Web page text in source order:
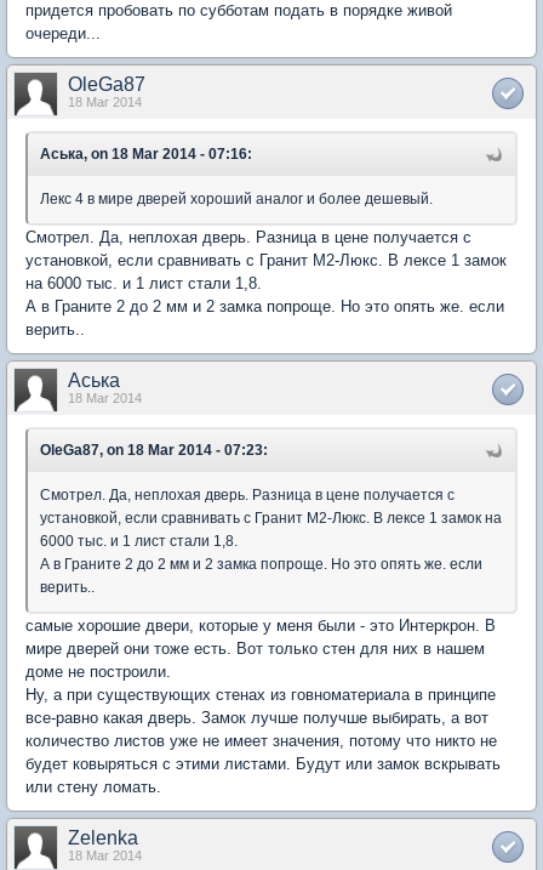
придется пробовать по субботам подать в порядке живой
очереди...
OleGa87
18 Mar 2014
Аська, on 18 Mar 2014 - 07:16:
Лекс 4 в мире дверей хороший аналог и более дешевый.
Смотрел. Да, неплохая дверь. Разница в цене получается с
установкой, если сравнивать с Гранит М2-Люкс. В лексе 1 замок
на 6000 тыс. и 1 лист стали 1,8.
А в Граните 2 до 2 мм и 2 замка попроще. Но это опять же. если
верить..
Аська
18 Mar 2014
OleGa87, on 18 Mar 2014 - 07:23:
Смотрел. Да, неплохая дверь. Разница в цене получается с
установкой, если сравнивать с Гранит М2-Люкс. В лексе 1 замок на
6000 тыс. и 1 лист стали 1,8.
А в Граните 2 до 2 мм и 2 замка попроще. Но это опять же. если
верить..
самые хорошие двери, которые у меня были - это Интеркрон. В
мире дверей они тоже есть. Вот только стен для них в нашем
доме не построили.
Ну, а при существующих стенах из говноматериала в принципе
все-равно какая дверь. Замок лучше получше выбирать, а вот
количество листов уже не имеет значения, потому что никто не
будет ковыряться с этими листами. Будут или замок вскрывать
или стену ломать.
Zelenka
18 Mar 2014